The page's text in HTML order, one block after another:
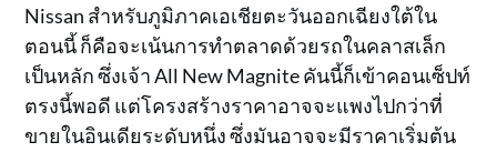
Nissan สำหรับภูมิภาคเอเชียตะวันออกเฉียงใต้ใน
ตอนนี้ ก็คือจะเน้นการทำตลาดด้วยรถในคลาสเล็ก
เป็นหลัก ซึ่งเจ้า All New Magnite คันนี้ก็เข้าคอนเซ็ปท์
ตรงนี้พอดี แต่โครงสร้างราคาอาจจะแพงไปกว่าที่
ขายในอินเดียระดับหนึ่ง ซึ่งมันอาจจะมีราคาเริ่มต้น